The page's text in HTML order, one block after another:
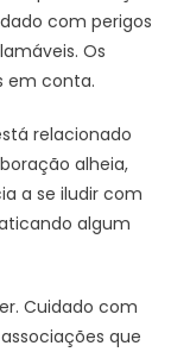
com perigos
Os
em conta.
relacionado
alheia,
a se iludir com
algum
Cuidado com
que